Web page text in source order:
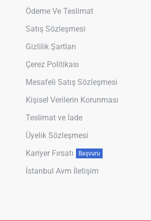
Ödeme Ve Teslimat
Satış Sözleşmesi
Gizlilik Şartları
Çerez Politikası
Mesafeli Satış Sözleşmesi
Kişisel Verilerin Korunması
Teslimat ve İade
Üyelik Sözleşmesi
Kariyer Fırsatı
Başvuru
İstanbul Avm İletişim